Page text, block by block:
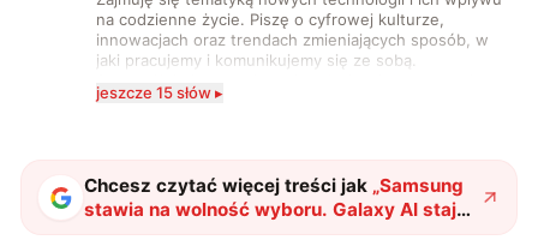
na codzienne życie. Piszę o cyfrowej kulturze,
innowacjach oraz trendach zmieniających sposób, w
jaki pracujemy i komunikujemy się ze sobą.
Szczególnie interesuje mnie relacja między rozwojem
technologii a współczesną popkulturą. W wolnych
jeszcze 15 słów ▸
Chcesz czytać więcej treści jak „Samsung
stawia na wolność wyboru. Galaxy AI staje
się ekosystemem wielu agentów"?